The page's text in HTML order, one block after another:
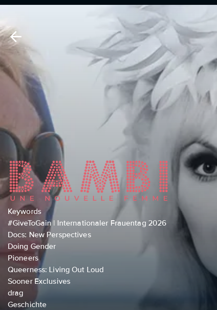
Keywords
#GiveToGain | Internationaler Frauentag 2026
Docs: New Perspectives
Doing Gender
Pioneers
Queerness: Living Out Loud
Sooner Exclusives
drag
Geschichte